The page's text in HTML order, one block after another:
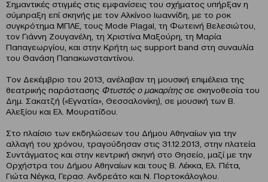
Σημαντικές στιγμές στις εμφανίσεις του σχήματος υπήρξαν η
σύμπραξη επί σκηνής με τον Αλκίνοο Ιωαννίδη, με το ροκ
συγκρότημα ΜΠΛΕ, τους Mode Plagal, τη Φωτεινή Βελεσιώτου,
τον Γιάννη Ζουγανέλη, τη Χριστίνα Μαξούρη, τη Μαρία
Παπαγεωργίου, και στην Κρήτη ως support band στη συναυλία
του Θανάση Παπακωνσταντίνου.
Τον Δεκέμβριο του 2013, ανέλαβαν τη μουσική επιμέλεια της
θεατρικής παράστασης Φτυστός ο μακαρίτηςσε σκηνοθεσία του
Δημ. Σακατζή («Εγνατία», Θεσσαλονίκη), σε μουσική των Β.
Αλεξίου και Ελ. Μουρατίδου.
Στο πλαίσιο των εκδηλώσεων του Δήμου Αθηναίων για την
αλλαγή του χρόνου, τραγούδησαν στις 31.12.2013, στην πλατεία
Συντάγματος και στην κεντρική σκηνή στο Θησείο, μαζί με την
Oρχήστρα του Δήμου Αθηναίων και τους Β. Λέκκα, Ελ. Πέτα,
Γιώτα Νέγκα, Γερασ. Ανδρεάτο και Ν. Πορτοκάλογλου.